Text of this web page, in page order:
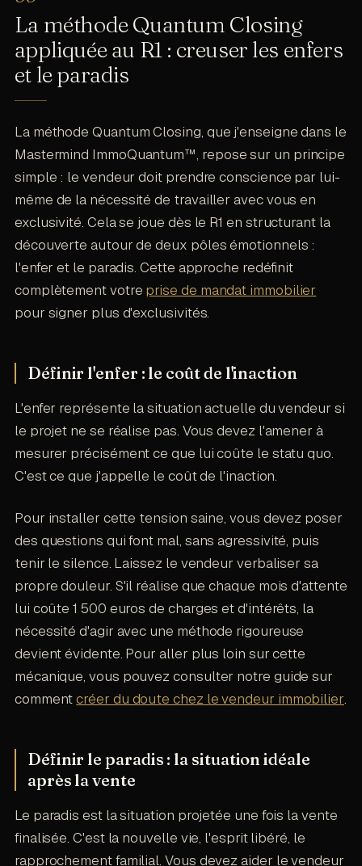
La méthode Quantum Closing
appliquée au R1 : creuser les enfers
et le paradis
La méthode Quantum Closing, que j'enseigne dans le
Mastermind ImmoQuantum™, repose sur un principe
simple : le vendeur doit prendre conscience par lui-
même de la nécessité de travailler avec vous en
exclusivité. Cela se joue dès le R1 en structurant la
découverte autour de deux pôles émotionnels :
l'enfer et le paradis. Cette approche redéfinit
complètement votre prise de mandat immobilier
pour signer plus d'exclusivités.
Définir l'enfer : le coût de l'inaction
L'enfer représente la situation actuelle du vendeur si
le projet ne se réalise pas. Vous devez l'amener à
mesurer précisément ce que lui coûte le statu quo.
C'est ce que j'appelle le coût de l'inaction.
Pour installer cette tension saine, vous devez poser
des questions qui font mal, sans agressivité, puis
tenir le silence. Laissez le vendeur verbaliser sa
propre douleur. S'il réalise que chaque mois d'attente
lui coûte 1 500 euros de charges et d'intérêts, la
nécessité d'agir avec une méthode rigoureuse
devient évidente. Pour aller plus loin sur cette
mécanique, vous pouvez consulter notre guide sur
commentcréer du doute chez le vendeur immobilier.
Définir le paradis : la situation idéale
après la vente
Le paradis est la situation projetée une fois la vente
finalisée. C'est la nouvelle vie, l'esprit libéré, le
rapprochement familial. Vous devez aider le vendeur